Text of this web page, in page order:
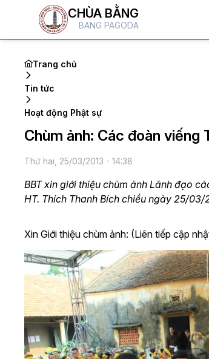
CHÙA BẰNG
BANG PAGODA
Trang chủ
Tin tức
Hoạt động Phật sự
Chùm ảnh: Các đoàn
Thứ hai, 25/03/2013 - 14:38
BBT xin giới thiệu chùm ảnh Lãnh đạo
HT. Thích Thanh Bích chiều ngày 25/03/
Xin Giới thiệu chùm ảnh: (Liên tiếp cập